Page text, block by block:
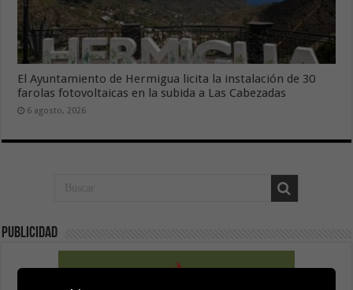
El Ayuntamiento de Hermigua licita la instalación de 30
farolas fotovoltaicas en la subida a Las Cabezadas
6 agosto, 2026
Publicidad